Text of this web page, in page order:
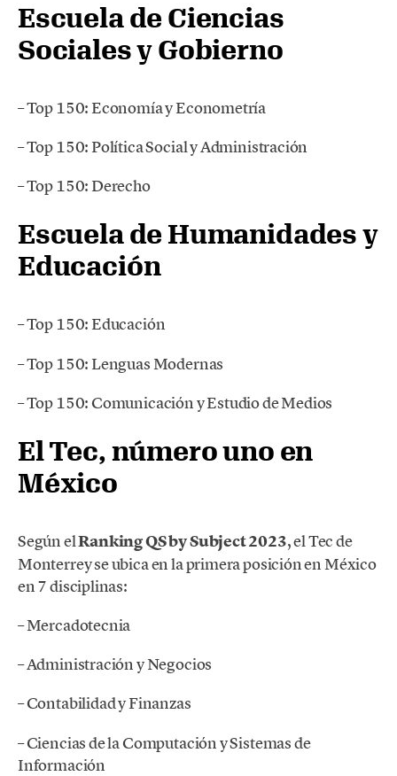
Escuela de Ciencias
Sociales y Gobierno
– Top 150: Economía y Econometría
– Top 150: Política Social y Administración
– Top 150: Derecho
Escuela de Humanidades y
Educación
– Top 150: Educación
– Top 150: Lenguas Modernas
– Top 150: Comunicación y Estudio de Medios
El Tec, número uno en
México
Según elRanking QS by Subject 2023, el Tec de
Monterrey se ubica en la primera posición en México
en 7 disciplinas:
– Mercadotecnia
– Administración y Negocios
– Contabilidad y Finanzas
– Ciencias de la Computación y Sistemas de
Información